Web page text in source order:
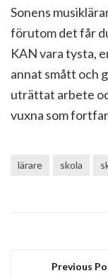
Sonens
förutom det får
KAN vara tysta,
annat smått och
uträttat arbete
vuxna som
lärare skola
Previous